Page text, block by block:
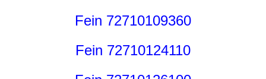
Fein 72710109360
Fein 72710124110